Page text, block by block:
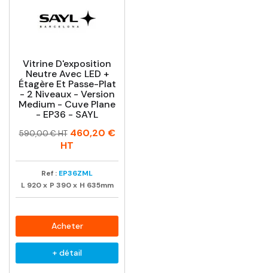
Vitrine D'exposition
Neutre Avec LED +
Étagère Et Passe-Plat
- 2 Niveaux - Version
Medium - Cuve Plane
- EP36 - SAYL
Prix
Prix
590,00 € HT 460,20 €
HT
Ref : EP36ZML
L 920 x P 390 x H 635mm
Acheter
+ détail